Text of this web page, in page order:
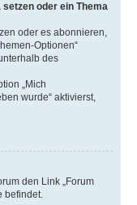
oder ein Thema
oder es abonnieren,
Optionen“
des
„Mich
wurde“ aktivierst,
den Link „Forum
befindet.